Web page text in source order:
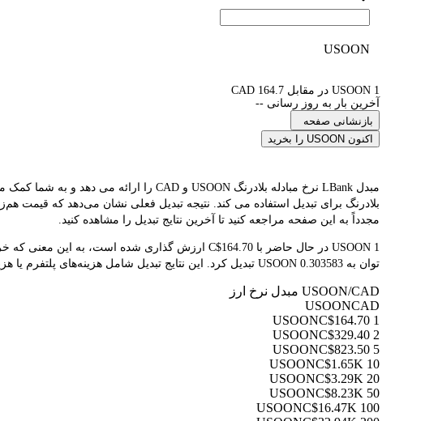
USOON
1 USOON در مقابل 164.7 CAD
آخرین بار به روز رسانی --
بازنشانی صفحه
اکنون USOON را بخرید
مجدداً به این صفحه مراجعه کنید تا آخرین نتایج تبدیل را مشاهده کنید.
توان به 0.303583 USOON تبدیل کرد. این نتایج تبدیل شامل هزینه‌های پلتفرم یا هزینه‌های ماینر نمی‌شود.
USOON/CAD مبدل نرخ ارز
USOONCAD
1 USOON
C$164.70
2 USOON
C$329.40
5 USOON
C$823.50
10 USOON
C$1.65K
20 USOON
C$3.29K
50 USOON
C$8.23K
100 USOON
C$16.47K